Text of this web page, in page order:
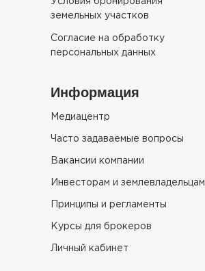
Информация
Медиацентр
Часто задаваемые вопросы
земельных участков
Вакансии компании
Согласие на обработку
персональных данных
Инвесторам и землевладельцам
Принципы и регламенты
Личный кабинет
Курсы для брокеров